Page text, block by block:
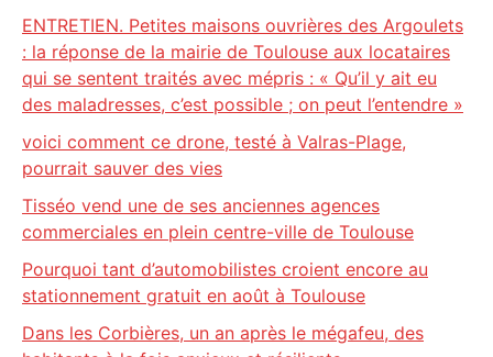
ENTRETIEN. Petites maisons ouvrières des Argoulets
: la réponse de la mairie de Toulouse aux locataires
qui se sentent traités avec mépris : « Qu’il y ait eu
des maladresses, c’est possible ; on peut l’entendre »
voici comment ce drone, testé à Valras-Plage,
pourrait sauver des vies
Tisséo vend une de ses anciennes agences
commerciales en plein centre-ville de Toulouse
Pourquoi tant d’automobilistes croient encore au
stationnement gratuit en août à Toulouse
Dans les Corbières, un an après le mégafeu, des